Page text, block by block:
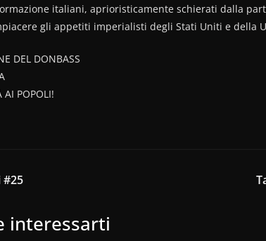
italiani, aprioristicamente schierati dalla
gli appetiti imperialisti degli Stati Uniti e della
DEL DONBASS
AI POPOLI!
interessarti